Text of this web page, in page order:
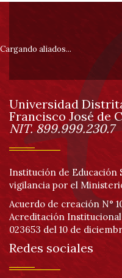
pie
de
página
Cargando aliados...
Información
Universidad
Francisco José de
NIT. 899.999.230.7
Institución de Educación
vigilancia por el
Acuerdo de creación N°
Acreditación Institucional
023653 del 10 de
Redes sociales